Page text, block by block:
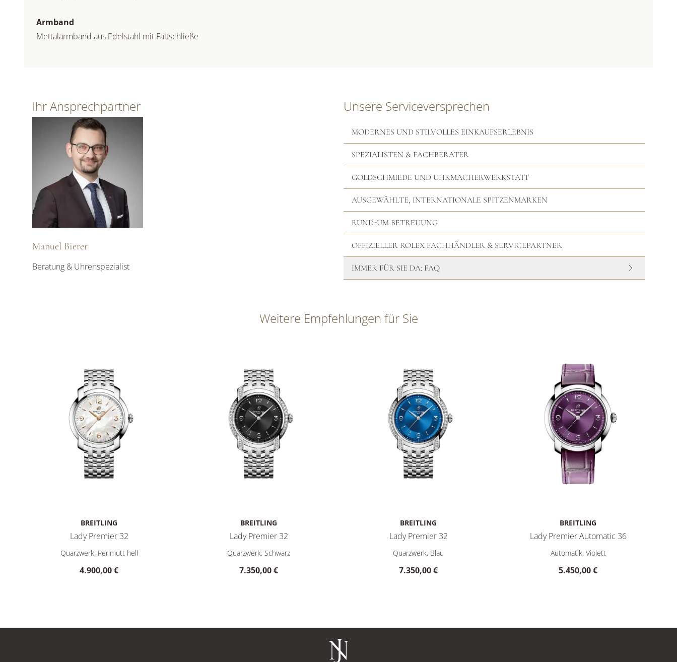
Armband
Mettalarmband aus Edelstahl mit Faltschließe
Ihr Ansprechpartner
Manuel Bierer
Beratung & Uhrenspezialist
Unsere Serviceversprechen
MODERNES UND STILVOLLES EINKAUFSERLEBNIS
SPEZIALISTEN & FACHBERATER
GOLDSCHMIEDE UND UHRMACHERWERKSTATT
AUSGEWÄHLTE, INTERNATIONALE SPITZENMARKEN
RUND-UM BETREUUNG
OFFIZIELLER ROLEX FACHHÄNDLER & SERVICEPARTNER
IMMER FÜR SIE DA: FAQ
Weitere Empfehlungen für Sie
BREITLING
Lady Premier 32
Breitling Lady Premier 32, Ref: A77330121A2A1, Preis: 4.900,00 €
Quarzwerk, Perlmutt hell
4.900,00 €
BREITLING
Lady Premier 32
Breitling Lady Premier 32, Ref: A77330671B1A1, Preis: 7.350,00 €
Quarzwerk, Schwarz
7.350,00 €
BREITLING
Lady Premier 32
Breitling Lady Premier 32, Ref: A77330671C1A1, Preis: 7.350,00 €
Quarzwerk, Blau
7.350,00 €
BREITLING
Lady Premier Automatic 36
Breitling Lady Premier Automatic 36, Ref:
Automatik, Violett
5.450,00 €